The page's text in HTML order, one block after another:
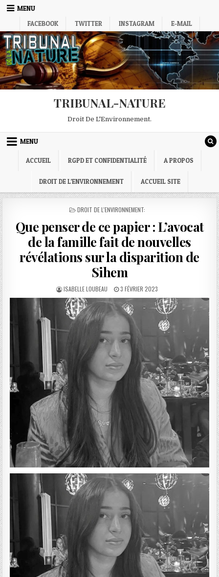
Skip
MENU
FACEBOOK
TWITTER INSTAGRAM E-MAIL
TRIBUNAL-NATURE
Droit De L'Environnement.
MENU
ACCUEIL RGPD ET CONFIDENTIALITÉ A PROPOS
DROIT DE L’ENVIRONNEMENT ACCUEIL SITE
POSTED
DROIT DE L'ENVIRONNEMENT:
Que penser de ce papier : L’avocat
de la famille fait de nouvelles
révélations sur la disparition de
Sihem
AUTHOR:
ISABELLE LOUBEAU
PUBLISHED
DATE:
3 FÉVRIER 2023